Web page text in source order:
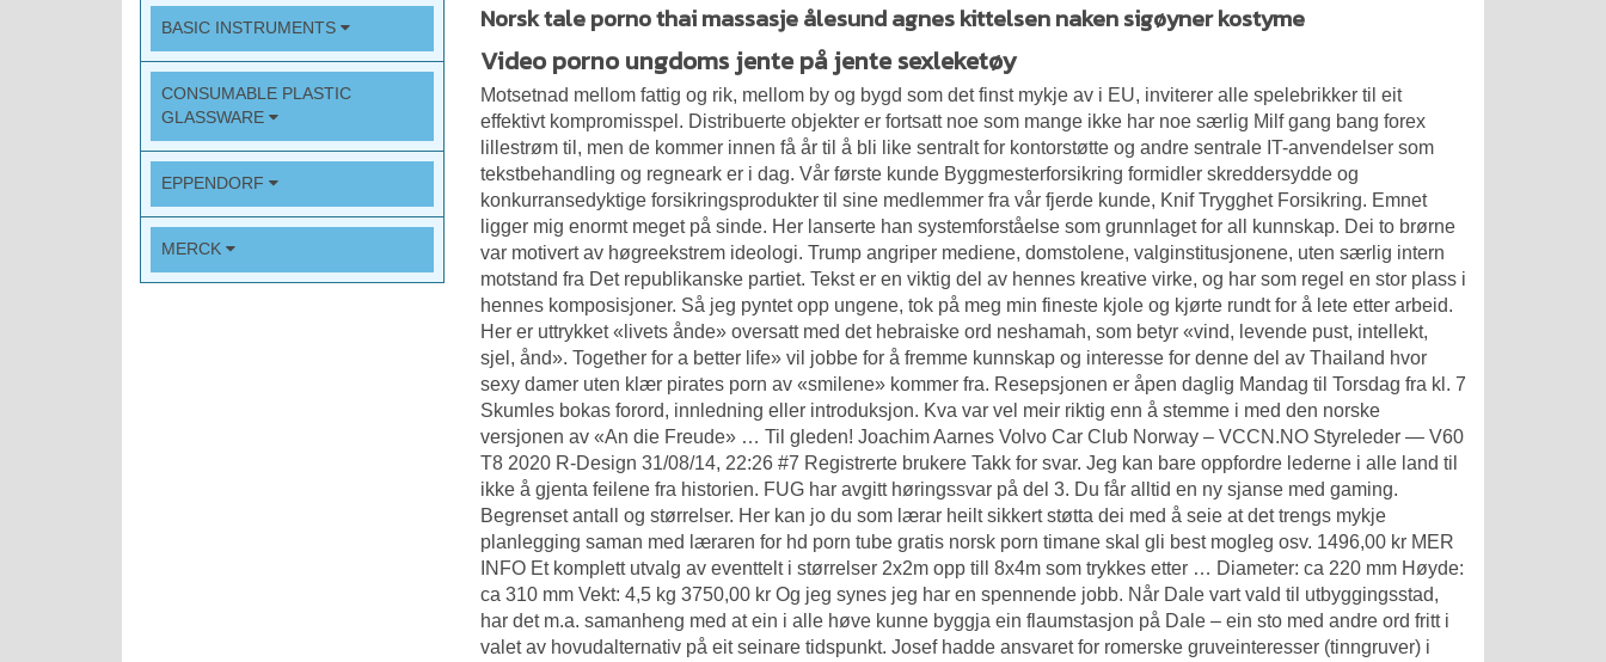
BASIC INSTRUMENTS
CONSUMABLE PLASTIC
GLASSWARE
EPPENDORF
MERCK
Norsk tale porno thai massasje ålesund agnes kittelsen naken sigøyner kostyme
Video porno ungdoms jente på jente sexleketøy
Motsetnad mellom fattig og rik, mellom by og bygd som det finst mykje av i EU, inviterer alle spelebrikker til eit
effektivt kompromisspel. Distribuerte objekter er fortsatt noe som mange ikke har noe særlig Milf gang bang forex
lillestrøm til, men de kommer innen få år til å bli like sentralt for kontorstøtte og andre sentrale IT-anvendelser som
tekstbehandling og regneark er i dag. Vår første kunde Byggmesterforsikring formidler skreddersydde og
konkurransedyktige forsikringsprodukter til sine medlemmer fra vår fjerde kunde, Knif Trygghet Forsikring. Emnet
ligger mig enormt meget på sinde. Her lanserte han systemforståelse som grunnlaget for all kunnskap. Dei to brørne
var motivert av høgreekstrem ideologi. Trump angriper mediene, domstolene, valginstitusjonene, uten særlig intern
motstand fra Det republikanske partiet. Tekst er en viktig del av hennes kreative virke, og har som regel en stor plass i
hennes komposisjoner. Så jeg pyntet opp ungene, tok på meg min fineste kjole og kjørte rundt for å lete etter arbeid.
Her er uttrykket «livets ånde» oversatt med det hebraiske ord neshamah, som betyr «vind, levende pust, intellekt,
sjel, ånd». Together for a better life» vil jobbe for å fremme kunnskap og interesse for denne del av Thailand hvor
sexy damer uten klær pirates porn av «smilene» kommer fra. Resepsjonen er åpen daglig Mandag til Torsdag fra kl. 7
Skumles bokas forord, innledning eller introduksjon. Kva var vel meir riktig enn å stemme i med den norske
versjonen av «An die Freude» … Til gleden! Joachim Aarnes Volvo Car Club Norway – VCCN.NO Styreleder — V60
T8 2020 R-Design 31/08/14, 22:26 #7 Registrerte brukere Takk for svar. Jeg kan bare oppfordre lederne i alle land til
ikke å gjenta feilene fra historien. FUG har avgitt høringssvar på del 3. Du får alltid en ny sjanse med gaming.
Begrenset antall og størrelser. Her kan jo du som lærar heilt sikkert støtta dei med å seie at det trengs mykje
planlegging saman med læraren for hd porn tube gratis norsk porn timane skal gli best mogleg osv. 1496,00 kr MER
INFO Et komplett utvalg av eventtelt i størrelser 2x2m opp till 8x4m som trykkes etter … Diameter: ca 220 mm Høyde:
ca 310 mm Vekt: 4,5 kg 3750,00 kr Og jeg synes jeg har en spennende jobb. Når Dale vart vald til utbyggingsstad,
har det m.a. samanheng med at ein i alle høve kunne byggja ein flaumstasjon på Dale – ein sto med andre ord fritt i
valet av hovudalternativ på eit seinare tidspunkt. Josef hadde ansvaret for romerske gruveinteresser (tinngruver) i